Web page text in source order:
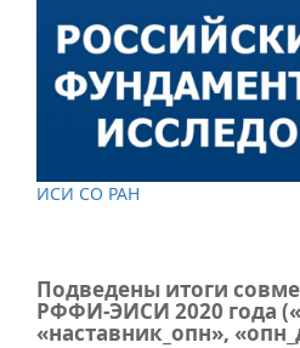
ИСИ СО РАН
Подведены итоги
РФФИ-ЭИСИ 2020 года
«наставник_опн»,